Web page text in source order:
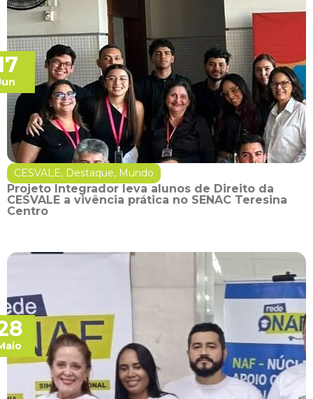
CESVALE, Destaque, Mundo
Projeto Integrador leva alunos de Direito da
CESVALE a vivência prática no SENAC Teresina
Centro